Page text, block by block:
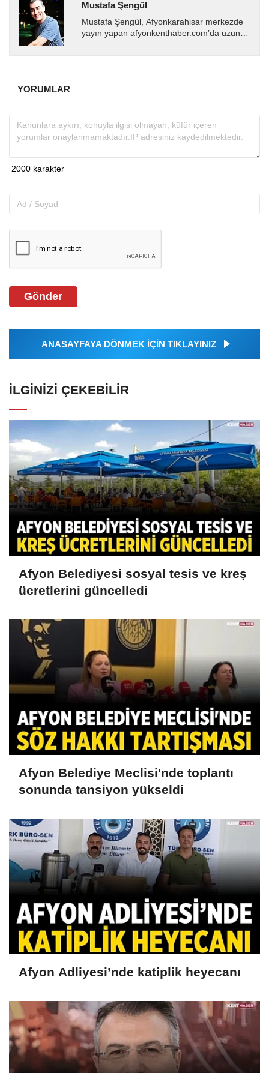
Mustafa Şengül
Mustafa Şengül, Afyonkarahisar merkezde
yayın yapan afyonkenthaber.com’da uzun
almakta, haber akışı...
YORUMLAR
Gönder
ANASAYFAYA DÖNMEK İÇİN TIKLAYINIZ
İLGINIZI ÇEKEBILIR
Afyon Belediyesi sosyal tesis ve kreş
ücretlerini güncelledi
Afyon Belediye Meclisi'nde toplantı
sonunda tansiyon yükseldi
Afyon Adliyesi’nde katiplik heyecanı